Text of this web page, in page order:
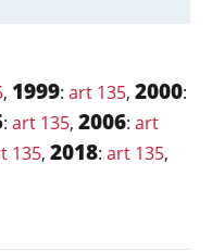
, 1999: art 135, 2000:
: art 135, 2006: art
135, 2018: art 135,